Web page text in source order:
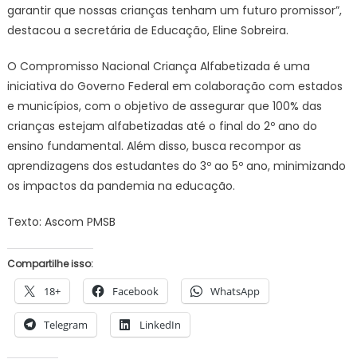
garantir que nossas crianças tenham um futuro promissor”,
destacou a secretária de Educação, Eline Sobreira.
O Compromisso Nacional Criança Alfabetizada é uma
iniciativa do Governo Federal em colaboração com estados
e municípios, com o objetivo de assegurar que 100% das
crianças estejam alfabetizadas até o final do 2º ano do
ensino fundamental. Além disso, busca recompor as
aprendizagens dos estudantes do 3º ao 5º ano, minimizando
os impactos da pandemia na educação.
Texto: Ascom PMSB
Compartilhe isso:
18+ Facebook WhatsApp
Telegram LinkedIn